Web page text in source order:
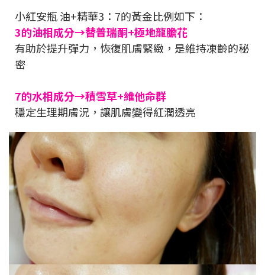
小紅安瓶 油+精華3：7的黃金比例如下：
3的油相成分→替普瑞酮+極地龍膽花
有助於提升彈力，恢復肌膚緊緻，是維持凍齡的秘
密
7的水相成分→積雪草+維他命群
穩定生理期膚況，讓肌膚變得紅潤透亮